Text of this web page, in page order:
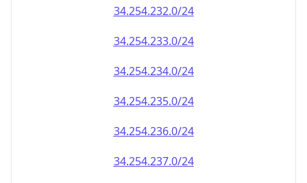
34.254.232.0/24
34.254.233.0/24
34.254.234.0/24
34.254.235.0/24
34.254.236.0/24
34.254.237.0/24